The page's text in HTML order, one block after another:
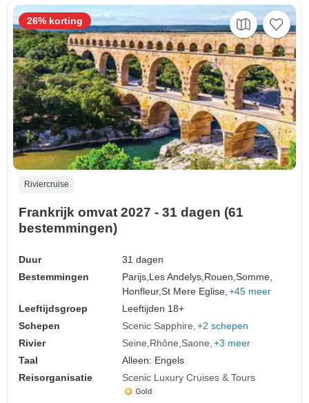
Riviercruise
Frankrijk omvat 2027 - 31 dagen (61
bestemmingen)
Duur
31 dagen
Bestemmingen
Parijs, Les Andelys, Rouen,Somme,
Honfleur,St Mere Eglise, +45 meer
Leeftijdsgroep
Leeftijden 18+
Schepen
Scenic Sapphire +2 schepen
Rivier
Seine Rhône Saone +3 meer
Taal
Alleen: Engels
Reisorganisatie
Scenic Luxury Cruises & Tours
26% korting